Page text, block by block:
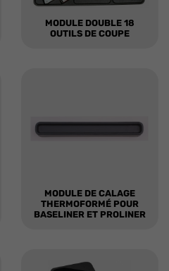
MODULE DOUBLE 18
OUTILS DE COUPE
MODULE DE CALAGE
THERMOFORMÉ POUR
BASELINER ET PROLINER